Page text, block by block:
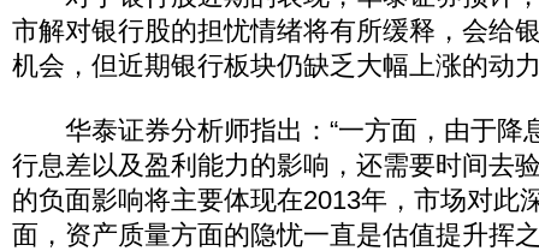
市解对银行股的担忧情绪将有所缓释，会给
机会，但近期银行板块仍缺乏大幅上涨的动
华泰证券分析师指出：“一方面，由于降
行息差以及盈利能力的影响，还需要时间去
的负面影响将主要体现在2013年，市场对此
面，资产质量方面的隐忧一直是估值提升挥